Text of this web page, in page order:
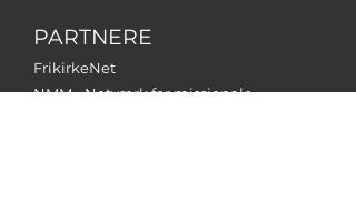
PARTNERE
FrikirkeNet
NMM - Netværk for missionale